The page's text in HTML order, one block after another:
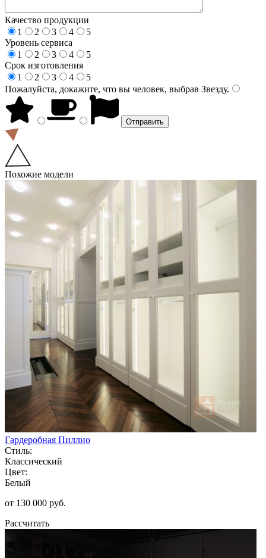
Качество продукции
1
2 3 4
5
Уровень сервиса
1
2 3 4
5
Срок изготовления
1
2 3 4
5
Пожалуйста, докажите, что вы человек, выбрав Звезду.
Похожие модели
Гардеробная Пиллио
Стиль:
Классический
Цвет:
Белый
от 130 000 руб.
Рассчитать